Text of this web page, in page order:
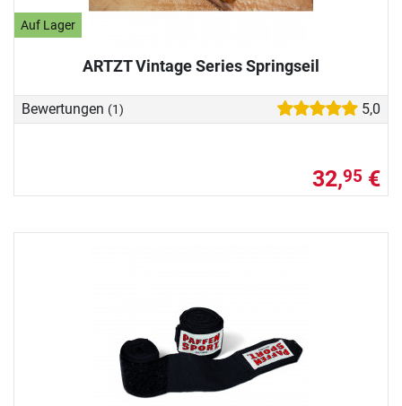
Auf Lager
ARTZT Vintage Series Springseil
Bewertungen (1) 5,0
32,95 €